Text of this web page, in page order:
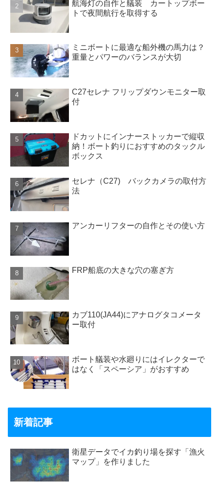
航海灯の自作と艤装 カートップボー
トで夜間航行を取得する
ミニボートに最適な船外機の馬力は？
重量とパワーのバランスが大切
C27セレナ フリップダウンモニター取
付
ドカットにインナーストッカーで縦収
納！ボート釣りにおすすめのタックル
ボックス
セレナ（C27) バックカメラの取付方
法
アンカーリフターの自作とその使い方
FRP船底の大きな穴の塞ぎ方
カブ110(JA44)にアナログタコメータ
ー取付
ボート艤装や水廻りにはイレクターで
はなく「スペーシア」がおすすめ
新着記事
衛星データでイカ釣り場を探す「漁火
マップ」を作りました